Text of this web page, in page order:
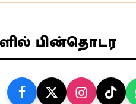
பின்தொடர